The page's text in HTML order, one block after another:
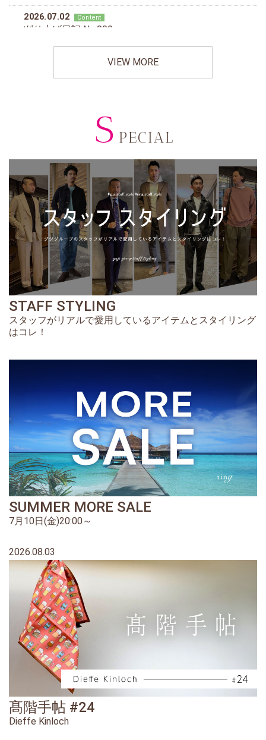
VIEW MORE
S PECIAL
STAFF STYLING
スタッフがリアルで愛用しているアイテムとスタイリング
はコレ！
SUMMER MORE SALE
7月10日(金)20:00～
2026.08.03
髙階手帖 #24
Dieffe Kinloch